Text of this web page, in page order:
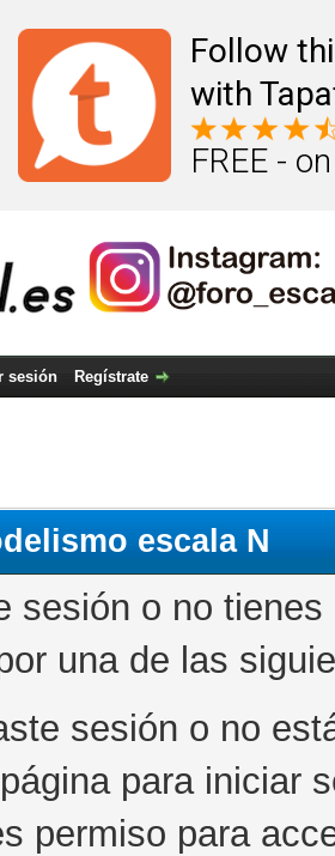
Follow
with
FREE -
sesión Regístrate
escala N
sesión o no
una de las
sesión o no
para iniciar
permiso para